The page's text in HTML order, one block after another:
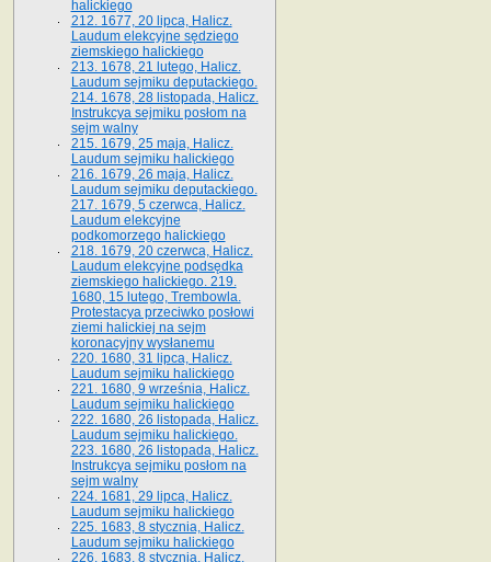
halickiego
212. 1677, 20 lipca, Halicz.
Laudum elekcyjne sędziego
ziemskiego halickiego
213. 1678, 21 lutego, Halicz.
Laudum sejmiku deputackiego.
214. 1678, 28 listopada, Halicz.
Instrukcya sejmiku posłom na
sejm walny
215. 1679, 25 maja, Halicz.
Laudum sejmiku halickiego
216. 1679, 26 maja, Halicz.
Laudum sejmiku deputackiego.
217. 1679, 5 czerwca, Halicz.
Laudum elekcyjne
podkomorzego halickiego
218. 1679, 20 czerwca, Halicz.
Laudum elekcyjne podsędka
ziemskiego halickiego. 219.
1680, 15 lutego, Trembowla.
Protestacya przeciwko posłowi
ziemi halickiej na sejm
koronacyjny wysłanemu
220. 1680, 31 lipca, Halicz.
Laudum sejmiku halickiego
221. 1680, 9 września, Halicz.
Laudum sejmiku halickiego
222. 1680, 26 listopada, Halicz.
Laudum sejmiku halickiego.
223. 1680, 26 listopada, Halicz.
Instrukcya sejmiku posłom na
sejm walny
224. 1681, 29 lipca, Halicz.
Laudum sejmiku halickiego
225. 1683, 8 stycznia, Halicz.
Laudum sejmiku halickiego
226. 1683, 8 stycznia, Halicz.